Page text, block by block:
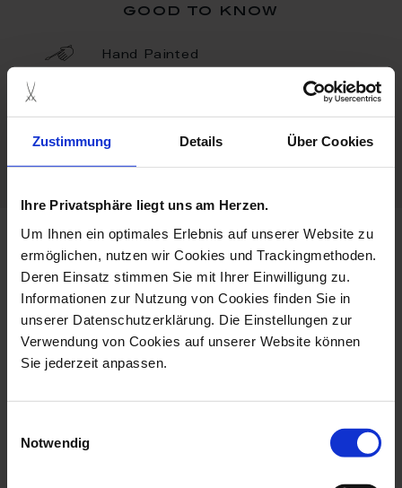
Zustimmung Details Über Cookies
Ihre Privatsphäre liegt uns am Herzen.
Um Ihnen ein optimales Erlebnis auf unserer Website zu
ermöglichen, nutzen wir Cookies und Trackingmethoden.
Deren Einsatz stimmen Sie mit Ihrer Einwilligung zu.
Informationen zur Nutzung von Cookies finden Sie in
unserer Datenschutzerklärung. Die Einstellungen zur
Verwendung von Cookies auf unserer Website können
Sie jederzeit anpassen.
Notwendig
good to know
Hand Painted
Germany
more products from the
monogram hearts collection